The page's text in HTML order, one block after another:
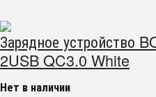
Зарядное устройство
2USB QC3.0 White
Нет в наличии